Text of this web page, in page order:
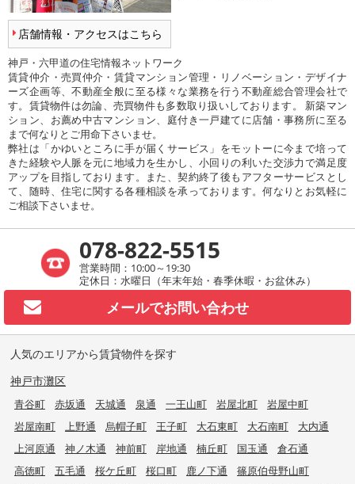
店舗情報・アクセスはこちら
神戸・六甲道の住宅情報ネットワーク
賃貸仲介・売買仲介・賃貸マンション管理・リノベーション・デザイナ
ーズ企画等、不動産全般に至る様々な業務を行う不動産総合管理会社で
す。賃貸物件は勿論、売買物件も多数取り扱いしております。 新築マン
ション、お薦め中古マンション、庭付き一戸建てに店舗・事務所に至る
まで何なりとご用命下さいませ。
弊社は「かゆいところに手が届くサービス」をモットーに今まで培って
きた経験や人脈を元に地域力を生かし、小回りの利いた交渉力で満足度
アップを目指しております。また、契約終了後もアフターサービスとし
て、随時、住宅に関する各種相談を承っております。何なりとお気軽に
ご相談下さいませ。
078-822-5515
営業時間：10:00～19:30
定休日：水曜日（年末年始・春季休暇・お盆休み）
メールでお問い合わせ
人気のエリアから賃貸物件を探す
神戸市灘区
青谷町 赤坂通 天城通 泉通 一王山町 岩屋北町
岩屋中町
岩屋南町
上野通 烏帽子町 王子町 大石東町 大石南町
大内通
上河原通
神ノ木通 神前町 岸地通 楠丘町 国玉通
倉石通
高徳町
五毛通 桜ケ丘町 桜口町 鹿ノ下通
篠原伯母野山町